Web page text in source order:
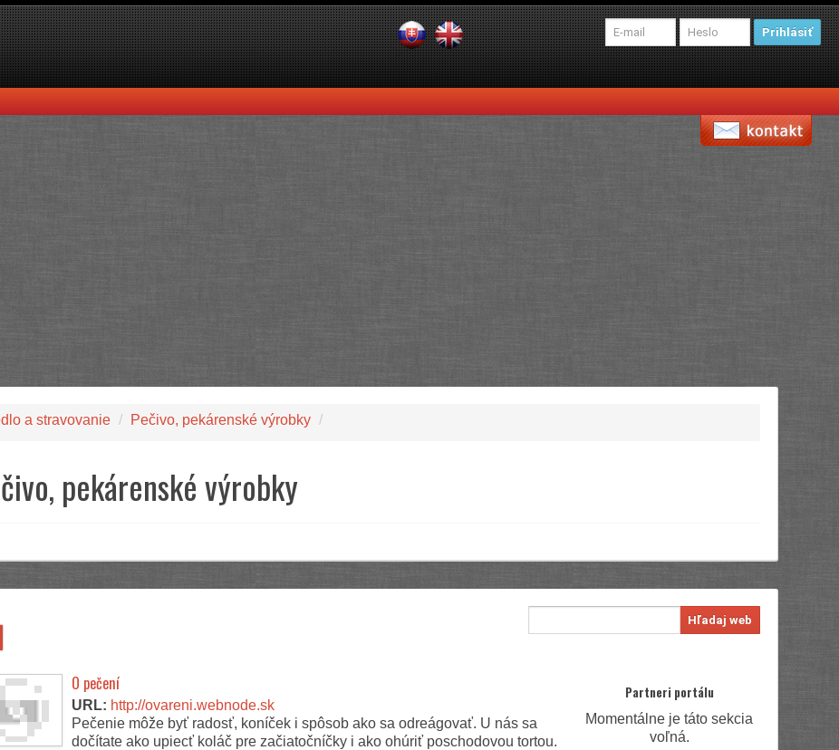
Prihlásiť
a stravovanie / Pečivo, pekárenské výrobky /
pekárenské výrobky
Hľadaj web
O pečení
URL: http://ovareni.webnode.sk
Pečenie môže byť radosť, koníček i spôsob ako sa odreágovať. U nás sa
dočítate ako upiecť koláč pre začiatočníčky i ako ohúriť poschodovou tortou.
Partneri portálu
Momentálne je táto sekcia
voľná.